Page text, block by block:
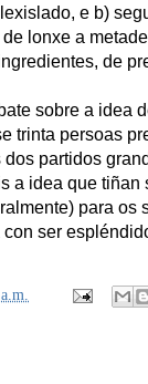
e b)
lonxe a
de
sobre a idea
trinta persoas
partidos
a idea que
para os
ser